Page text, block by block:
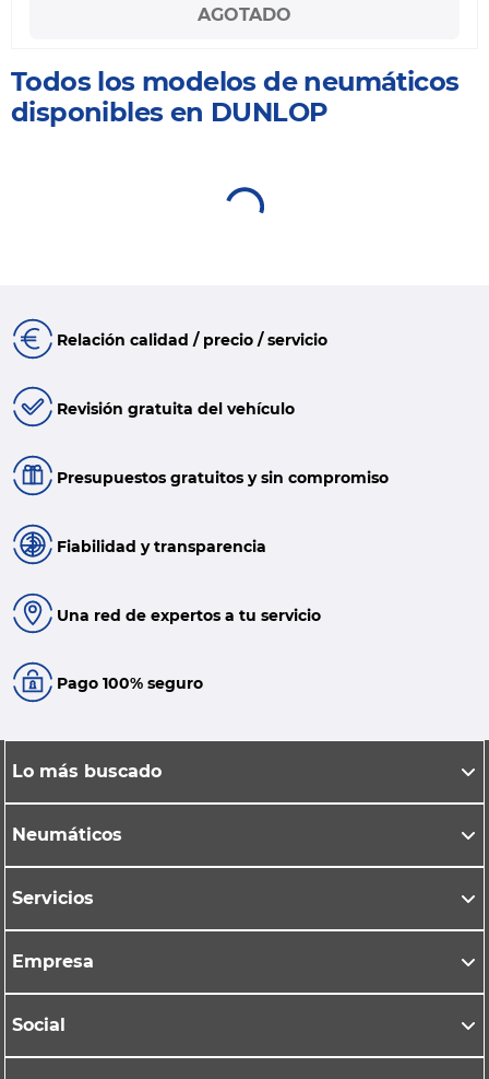
AGOTADO
Todos los modelos de neumáticos
disponibles en DUNLOP
Relación calidad / precio / servicio
Revisión gratuita del vehículo
Presupuestos gratuitos y sin compromiso
Fiabilidad y transparencia
Una red de expertos a tu servicio
Pago 100% seguro
Lo más buscado
Neumáticos
Servicios
Empresa
Social